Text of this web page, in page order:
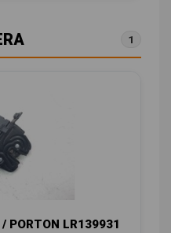
1
/ PORTON LR139931